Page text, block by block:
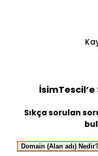
İsimTescil’e
Sıkça sorulan
Domain (Alan adı)